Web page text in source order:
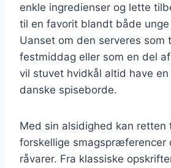
enkle ingredienser og lette
til en favorit blandt både unge
Uanset om den serveres som
festmiddag eller som en del
vil stuvet hvidkål altid have
danske spiseborde.
Med sin alsidighed kan retten
forskellige smagspræferencer
råvarer. Fra klassiske